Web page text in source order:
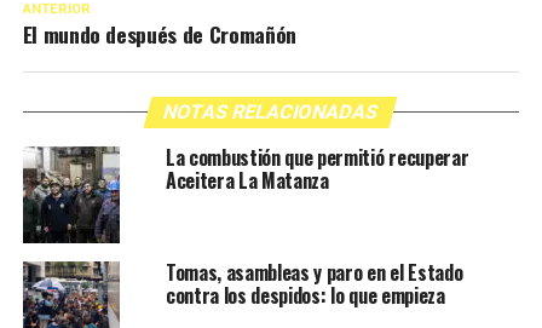
ANTERIOR
El mundo después de Cromañón
NOTAS RELACIONADAS
La combustión que permitió recuperar
Aceitera La Matanza
Tomas, asambleas y paro en el Estado
contra los despidos: lo que empieza